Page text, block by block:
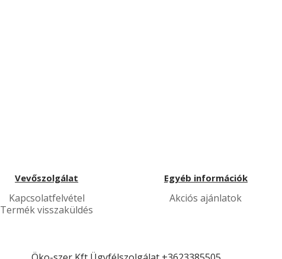
Vevőszolgálat
Kapcsolatfelvétel
Termék visszaküldés
Egyéb információk
Akciós ajánlatok